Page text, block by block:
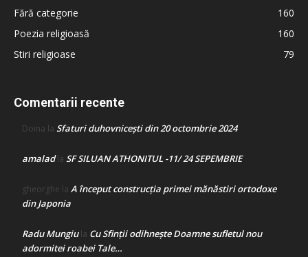
Fără categorie
160
Poezia religioasă
160
Stiri religioase
79
Comentarii recente
Doina la Sfaturi duhovnicești din 20 octombrie 2024
amaladla SF SILUAN ATHONITUL -11/ 24 SEPEMBRIE
gheorghe la A început construcţia primei mănăstiri ortodoxe
din Japonia
Radu Mungiula Cu Sfinții odihnește Doamne sufletul nou
adormitei roabei Tale…